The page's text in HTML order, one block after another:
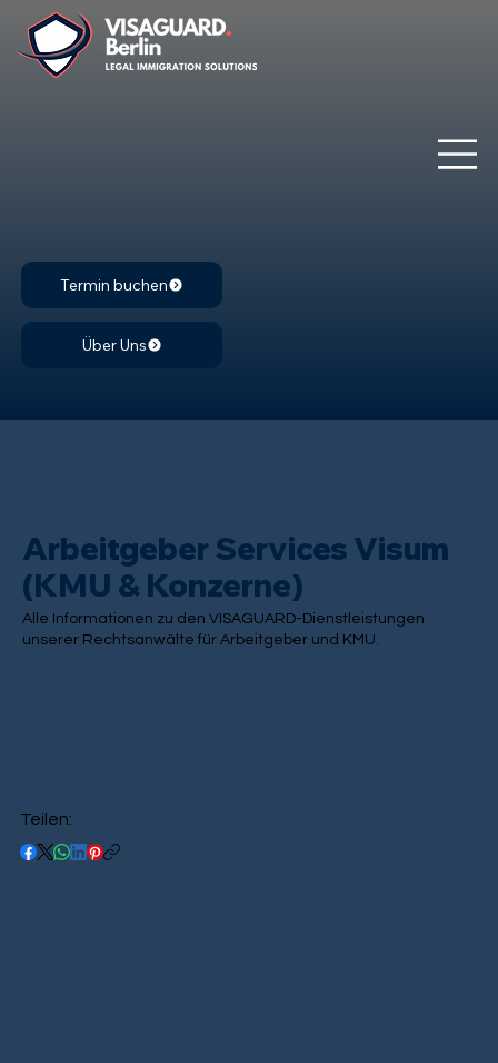
Termin buchen
Über Uns
Arbeitgeber Services Visum
(KMU & Konzerne)
Alle Informationen zu den VISAGUARD-Dienstleistungen
unserer Rechtsanwälte für Arbeitgeber und KMU.
Teilen: